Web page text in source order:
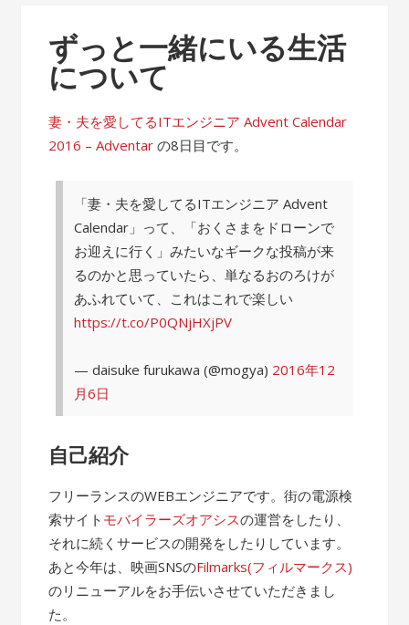
ずっと一緒にいる生活
について
妻・夫を愛してるITエンジニア Advent Calendar
2016 – Adventar の8日目です。
「妻・夫を愛してるITエンジニア Advent
Calendar」って、「おくさまをドローンで
お迎えに行く」みたいなギークな投稿が来
るのかと思っていたら、単なるおのろけが
あふれていて、これはこれで楽しい
https://t.co/P0QNjHXjPV
— daisuke furukawa (@mogya) 2016年12
月6日
自己紹介
フリーランスのWEBエンジニアです。街の電源検
索サイト モバイラーズオアシスの運営をしたり、
それに続くサービスの開発をしたりしています。
あと今年は、映画SNSのFilmarks(フィルマークス)
のリニューアルをお手伝いさせていただきまし
た。